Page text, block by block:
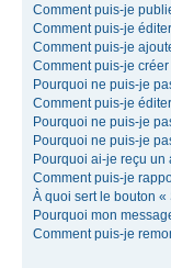
Comment puis-je
Comment puis-je
Comment puis-je
Comment puis-je
Pourquoi ne puis-je
Comment puis-je
Pourquoi ne puis-je
Pourquoi ne puis-je
Pourquoi ai-je reçu un
Comment puis-je
À quoi sert le bouton «
Pourquoi mon
Comment puis-je